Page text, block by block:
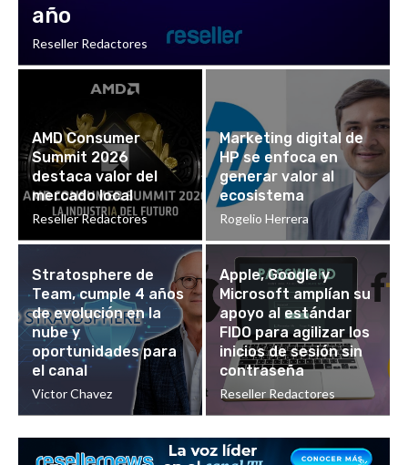
año
Reseller Redactores
AMD Consumer
Summit 2026
destaca valor del
mercado local
Reseller Redactores
Marketing digital de
HP se enfoca en
generar valor al
ecosistema
Rogelio Herrera
Stratosphere de
Team, cumple 4 años
de evolución en la
nube y
oportunidades para
el canal
Victor Chavez
Apple, Google y
Microsoft amplían su
apoyo al estándar
FIDO para agilizar los
inicios de sesión sin
contraseña
Reseller Redactores